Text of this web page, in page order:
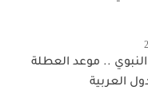
النبوي .. موعد العطلة
العربية